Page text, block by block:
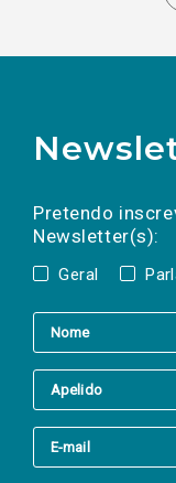
Pretendo
Newsletter(s):
Geral
a(s)
mail